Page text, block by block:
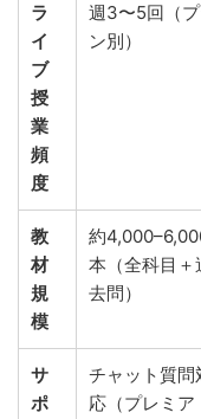
ラ
イ
ブ
授
業
頻
度
週3〜5回（
ン別）
教
材
規
模
約
本（全科目＋
去問）
サ
ポ
チャット質問
応（プレミア